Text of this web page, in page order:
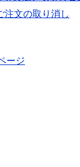
注文の取り消し
ージ